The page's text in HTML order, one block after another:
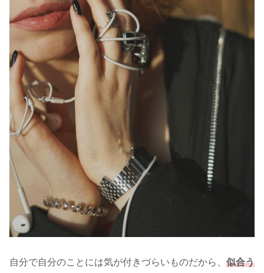
自分で自分のことには気が付きづらいものだから、 似合う